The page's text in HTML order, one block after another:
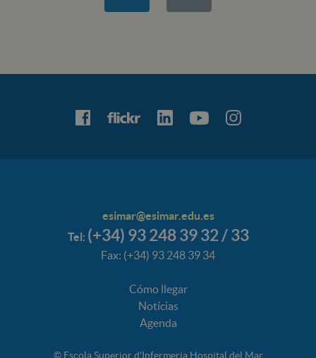
esimar@esimar.edu.es
Tel: (+34) 93 248 39 32 / 33
Fax: (+34) 93 248 39 34
Cómo llegar
Notícias
Agenda
© Escola Superior d'Infermeria Hospital del Mar